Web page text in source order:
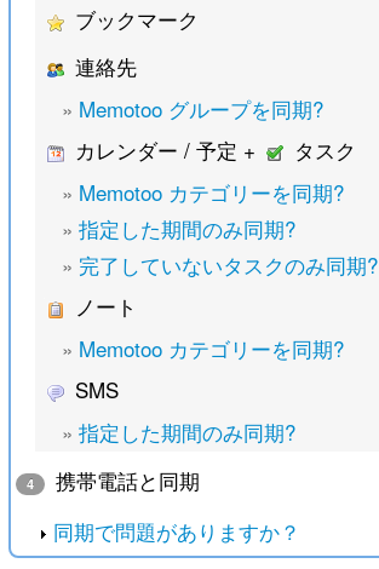
ブックマーク
連絡先
» Memotoo グループを同期?
カレンダー / 予定 +
タスク
» Memotoo カテゴリーを同期?
» 指定した期間のみ同期?
» 完了していないタスクのみ同期?
ノート
» Memotoo カテゴリーを同期?
SMS
» 指定した期間のみ同期?
4
携帯電話と同期
同期で問題がありますか？